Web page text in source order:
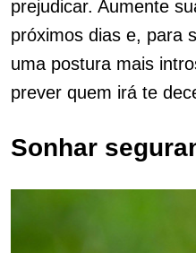
prejudicar. Aumente
próximos dias e, para
uma postura mais
prever quem irá te
Sonhar